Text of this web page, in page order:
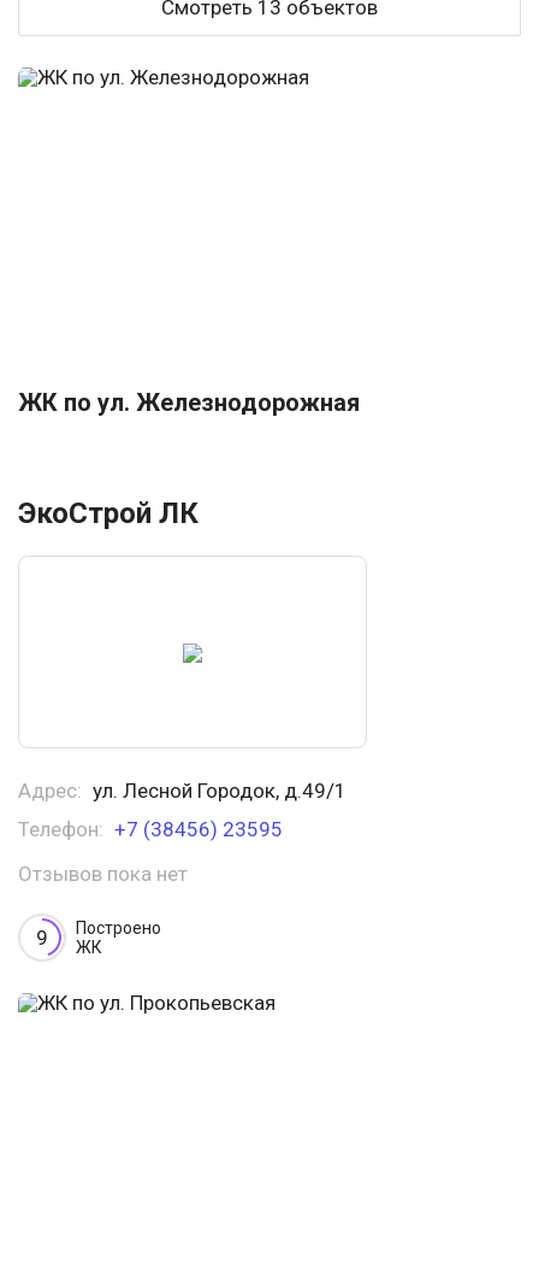
Смотреть 13 объектов
ЖК по ул. Железнодорожная
ЭкоСтрой ЛК
Адрес: ул. Лесной Городок, д.49/1
Телефон: +7 (38456) 23595
Отзывов пока нет
9
Построено
ЖК